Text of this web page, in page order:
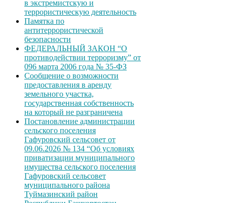
в экстремистскую и
террористическую деятельность
Памятка по
антитеррористической
безопасности
ФЕДЕРАЛЬНЫЙ ЗАКОН “О
противодействии терроризму” от
096 марта 2006 года № 35-ФЗ
Сообщение о возможности
предоставления в аренду
земельного участка,
государственная собственность
на который не разграничена
Постановление администрации
сельского поселения
Гафуровский сельсовет от
09.06.2026 № 134 “Об условиях
приватизации муниципального
имущества сельского поселения
Гафуровский сельсовет
муниципального района
Туймазинский район